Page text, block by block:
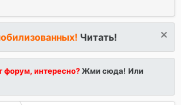
Читать!
форум, интересно?Жми сюда! Или